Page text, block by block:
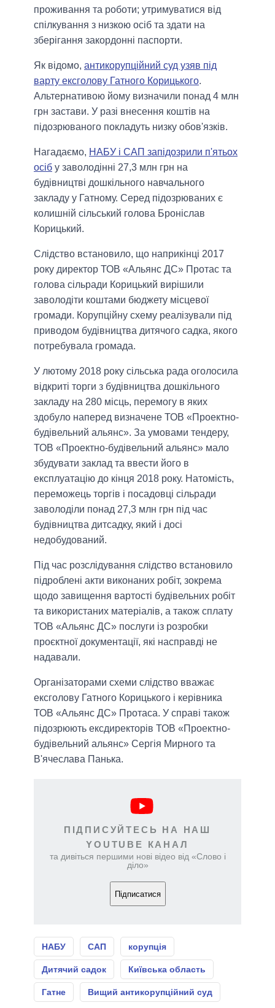
проживання та роботи; утримуватися від
спілкування з низкою осіб та здати на
зберігання закордонні паспорти.
Як відомо, антикорупційний суд узяв під
варту ексголову Гатного Корицького.
Альтернативою йому визначили понад 4 млн
грн застави. У разі внесення коштів на
підозрюваного покладуть низку обов'язків.
Нагадаємо, НАБУ і САП запідозрили п'ятьох
осіб у заволодінні 27,3 млн грн на
будівництві дошкільного навчального
закладу у Гатному. Серед підозрюваних є
колишній сільський голова Броніслав
Корицький.
Слідство встановило, що наприкінці 2017
року директор ТОВ «Альянс ДС» Протас та
голова сільради Корицький вирішили
заволодіти коштами бюджету місцевої
громади. Корупційну схему реалізували під
приводом будівництва дитячого садка, якого
потребувала громада.
У лютому 2018 року сільська рада оголосила
відкриті торги з будівництва дошкільного
закладу на 280 місць, перемогу в яких
здобуло наперед визначене ТОВ «Проектно-
будівельний альянс». За умовами тендеру,
ТОВ «Проектно-будівельний альянс» мало
збудувати заклад та ввести його в
експлуатацію до кінця 2018 року. Натомість,
переможець торгів і посадовці сільради
заволоділи понад 27,3 млн грн під час
будівництва дитсадку, який і досі
недобудований.
Під час розслідування слідство встановило
підроблені акти виконаних робіт, зокрема
щодо завищення вартості будівельних робіт
та використаних матеріалів, а також сплату
ТОВ «Альянс ДС» послуги із розробки
проєктної документації, які насправді не
надавали.
Організаторами схеми слідство вважає
ексголову Гатного Корицького і керівника
ТОВ «Альянс ДС» Протаса. У справі також
підозрюють ексдиректорів ТОВ «Проектно-
будівельний альянс» Сергія Мирного та
В'ячеслава Панька.
ПІДПИСУЙТЕСЬ НА НАШ
YOUTUBE КАНАЛ
та дивіться першими нові відео від «Слово і
діло»
Підписатися
НАБУ САП корупція
Дитячий садок Київська область
Гатне Вищий антикорупційний суд